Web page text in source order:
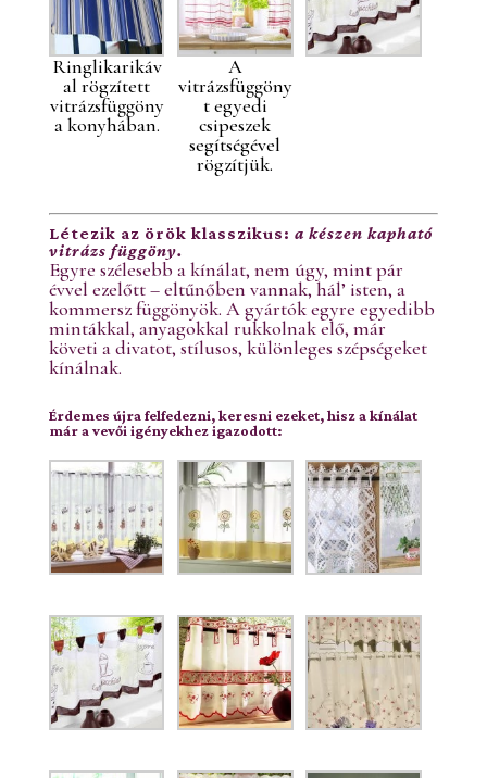
Ringlikarikáv
al rögzített
vitrázsfüggöny
a konyhában.
A
vitrázsfüggöny
t egyedi
csipeszek
segítségével
rögzítjük.
Létezik az örök klasszikus: a készen kapható
vitrázs függöny.
Egyre szélesebb a kínálat, nem úgy, mint pár
évvel ezelőtt – eltűnőben vannak, hál’ isten, a
kommersz függönyök. A gyártók egyre egyedibb
mintákkal, anyagokkal rukkolnak elő, már
követi a divatot, stílusos, különleges szépségeket
kínálnak.
Érdemes újra felfedezni, keresni ezeket, hisz a kínálat
már a vevői igényekhez igazodott: